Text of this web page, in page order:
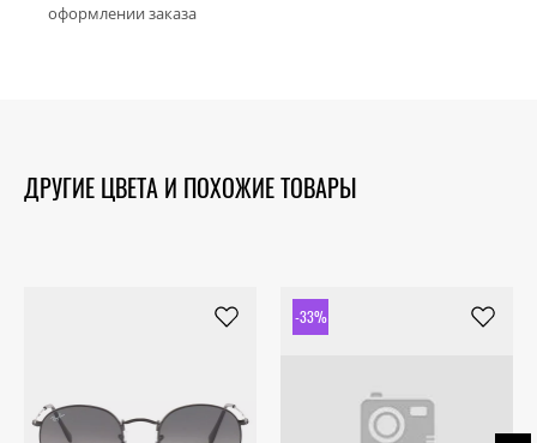
оформлении заказа
ДРУГИЕ ЦВЕТА И ПОХОЖИЕ ТОВАРЫ
-33%